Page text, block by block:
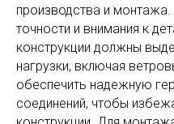
производства и
точности и внимания к
конструкции должны
нагрузки, включая
обеспечить надежную
соединений, чтобы